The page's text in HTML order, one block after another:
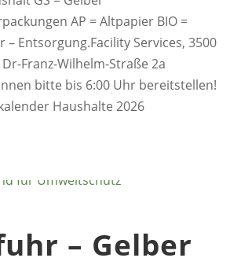
AP = Altpapier BIO =
Entsorgung.Facility Services, 3500
Franz-Wilhelm-Straße 2a
bitte bis 6:00 Uhr bereitstellen!
Haushalte 2026
– Gelber